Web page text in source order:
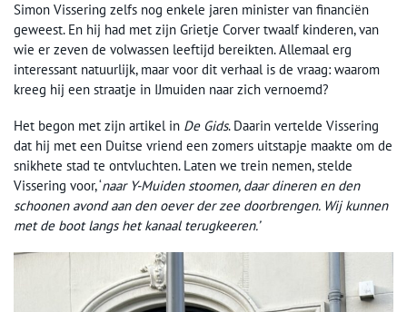
Simon Vissering zelfs nog enkele jaren minister van financiën
geweest. En hij had met zijn Grietje Corver twaalf kinderen, van
wie er zeven de volwassen leeftijd bereikten. Allemaal erg
interessant natuurlijk, maar voor dit verhaal is de vraag: waarom
kreeg hij een straatje in IJmuiden naar zich vernoemd?
Het begon met zijn artikel in De Gids. Daarin vertelde Vissering
dat hij met een Duitse vriend een zomers uitstapje maakte om de
snikhete stad te ontvluchten. Laten we trein nemen, stelde
Vissering voor, ‘naar Y-Muiden stoomen, daar dineren en den
schoonen avond aan den oever der zee doorbrengen. Wij kunnen
met de boot langs het kanaal terugkeeren.’